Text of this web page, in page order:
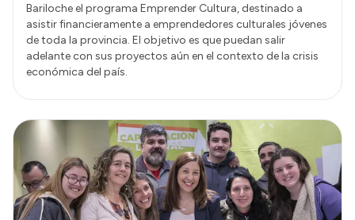
Intranet
Login
Bariloche el programa Emprender Cultura, destinado a
asistir financieramente a emprendedores culturales jóvenes
de toda la provincia. El objetivo es que puedan salir
adelante con sus proyectos aún en el contexto de la crisis
económica del país.